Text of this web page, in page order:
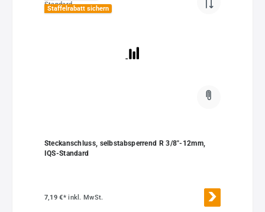
Staffelrabatt sichern
Steckanschluss, selbstabsperrend R 3/8"-12mm,
IQS-Standard
7,19 €*inkl. MwSt.